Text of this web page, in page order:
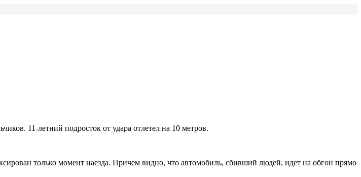
11-летний подросток от удара отлетел на 10 метров.
только момент наезда. Причем видно, что автомобиль, сбивший людей, идет на обгон прямо